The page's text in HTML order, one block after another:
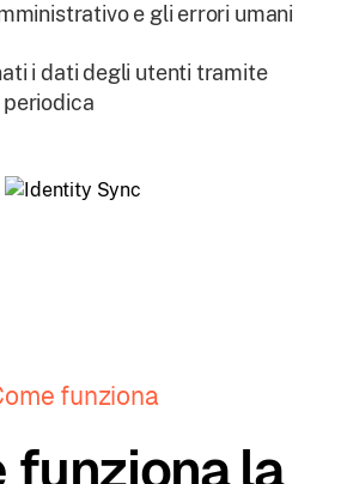
e gli errori umani
i dati degli utenti tramite
periodica
funziona
funziona la